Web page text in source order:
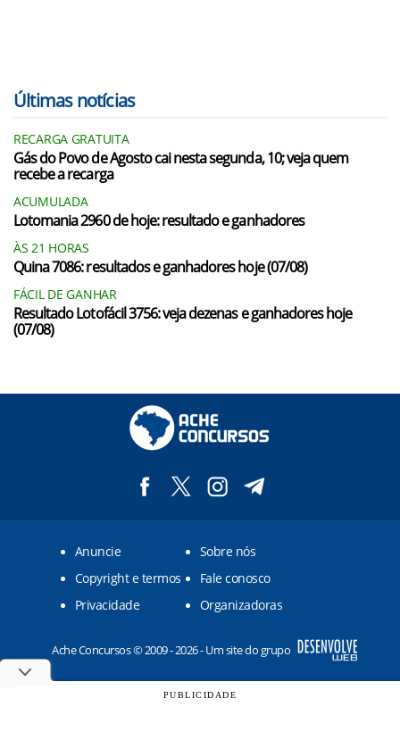
Últimas notícias
RECARGA GRATUITA
Gás do Povo de Agosto cai nesta segunda, 10; veja quem
recebe a recarga
ACUMULADA
Lotomania 2960 de hoje: resultado e ganhadores
ÀS 21 HORAS
Quina 7086: resultados e ganhadores hoje (07/08)
FÁCIL DE GANHAR
Resultado Lotofácil 3756: veja dezenas e ganhadores hoje
(07/08)
Anuncie
Sobre nós
Copyright e termos
Fale conosco
Privacidade
Organizadoras
Ache Concursos © 2009 - 2026 - Um site do grupo
PUBLICIDADE